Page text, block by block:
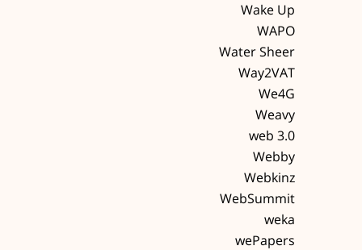
Wake Up
WAPO
Way2VAT
We4G
Weavy
web 3.0
Webby
Webkinz
WebSummit
weka
wePapers